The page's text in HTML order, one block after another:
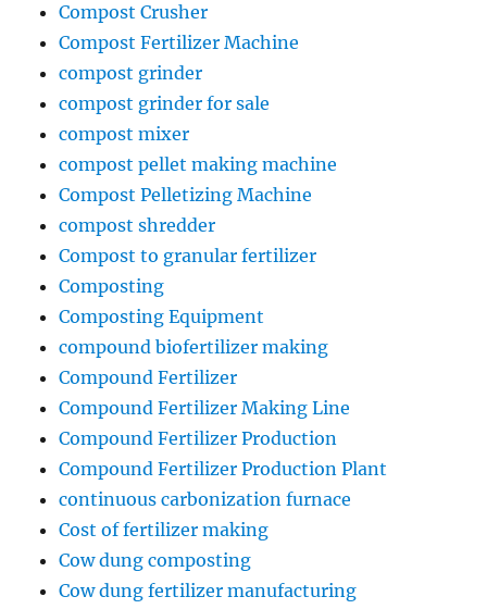
Compost Crusher
Compost Fertilizer Machine
compost grinder
compost grinder for sale
compost mixer
compost pellet making machine
Compost Pelletizing Machine
compost shredder
Compost to granular fertilizer
Composting
Composting Equipment
compound biofertilizer making
Compound Fertilizer
Compound Fertilizer Making Line
Compound Fertilizer Production
Compound Fertilizer Production Plant
continuous carbonization furnace
Cost of fertilizer making
Cow dung composting
Cow dung fertilizer manufacturing